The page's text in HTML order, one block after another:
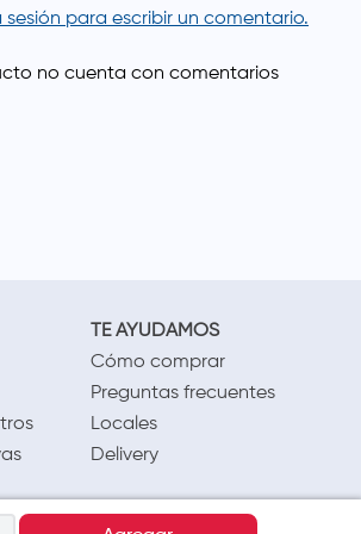
sesión para escribir un comentario.
TE AYUDAMOS
Cómo comprar
Preguntas frecuentes
Locales
Delivery